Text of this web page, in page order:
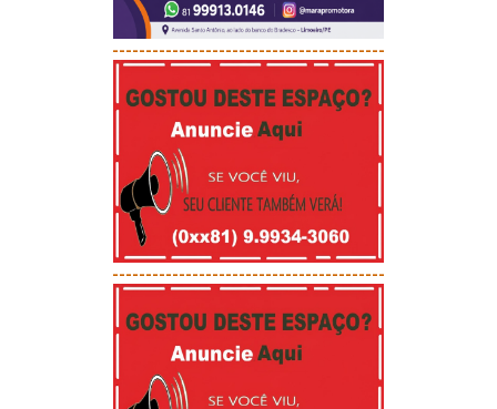
-----------------------------------------
-----------------------------------------